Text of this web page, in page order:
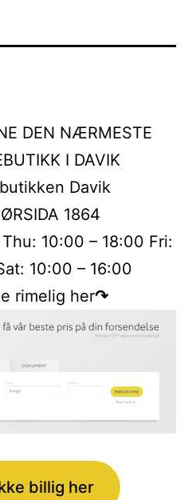
DEN NÆRMESTE
I DAVIK
Davik
1864
10:00 – 18:00 Fri:
10:00 – 16:00
rimelig her↷
billig her